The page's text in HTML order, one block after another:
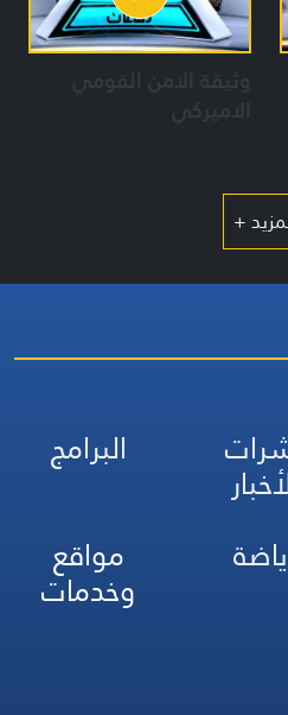
وثيقة الامن القومي
الاميركي
+
البرامج
مواقع
وخدمات